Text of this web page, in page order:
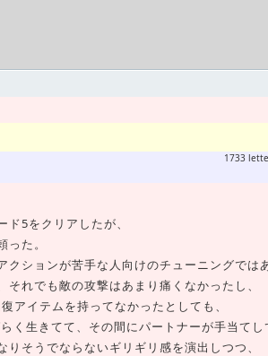
1733
5をクリアしたが、
た。
ションが苦手な人向けのチューニングでは
れでも敵の攻撃はあまり痛くなかったし、
アイテムを持ってなかったとしても、
生きてて、その間にパートナーが手当てし
そうでならないギリギリ感を演出しつつ、